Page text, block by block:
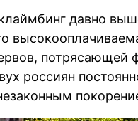
давно
потрясающей
россиян